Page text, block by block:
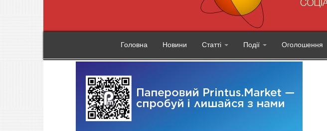
Головна Новини Статті Події Оголошення